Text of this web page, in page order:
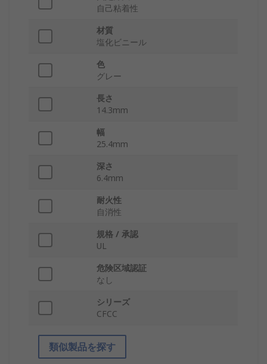
自己粘着性
材質
塩化ビニール
色
グレー
長さ
14.3mm
幅
25.4mm
深さ
6.4mm
耐火性
自消性
規格 / 承認
UL
危険区域認証
なし
シリーズ
CFCC
類似製品を探す